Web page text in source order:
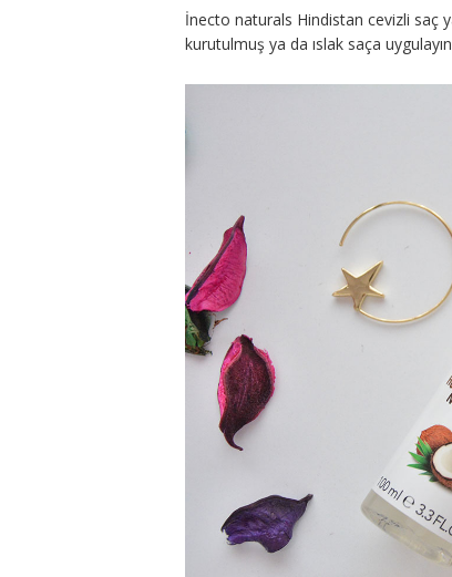
İnecto naturals Hindistan cevizli saç
kurutulmuş ya da ıslak saça